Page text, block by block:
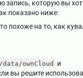
запись, которую вы
показано ниже:
похоже на то, как
ownCloud
и
вы решите